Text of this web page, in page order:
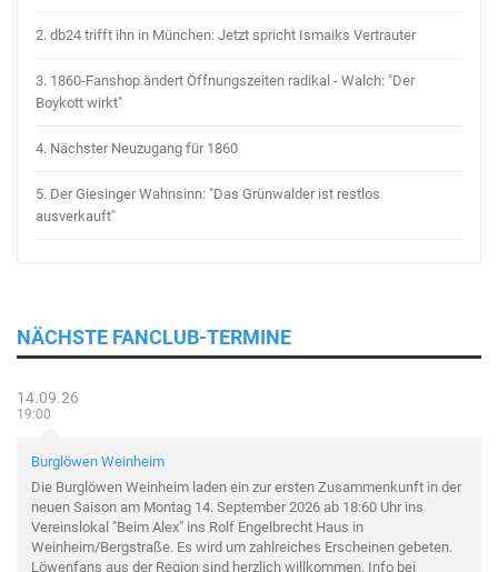
2. db24 trifft ihn in München: Jetzt spricht Ismaiks Vertrauter
3. 1860-Fanshop ändert Öffnungszeiten radikal - Walch: "Der
Boykott wirkt"
4. Nächster Neuzugang für 1860
5. Der Giesinger Wahnsinn: "Das Grünwalder ist restlos
ausverkauft"
NÄCHSTE FANCLUB-TERMINE
14.09.26
19:00
Burglöwen Weinheim
Die Burglöwen Weinheim laden ein zur ersten Zusammenkunft in der
neuen Saison am Montag 14. September 2026 ab 18:60 Uhr ins
Vereinslokal "Beim Alex" ins Rolf Engelbrecht Haus in
Weinheim/Bergstraße. Es wird um zahlreiches Erscheinen gebeten.
Löwenfans aus der Region sind herzlich willkommen. Info bei